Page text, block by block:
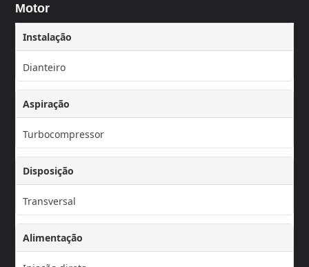
Motor
Instalação
Dianteiro
Aspiração
Turbocompressor
Disposição
Transversal
Alimentação